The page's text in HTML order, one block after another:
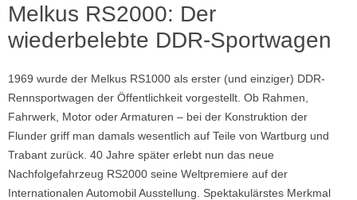
Melkus RS2000: Der
wiederbelebte DDR-Sportwagen
1969 wurde der Melkus RS1000 als erster (und einziger) DDR-
Rennsportwagen der Öffentlichkeit vorgestellt. Ob Rahmen,
Fahrwerk, Motor oder Armaturen – bei der Konstruktion der
Flunder griff man damals wesentlich auf Teile von Wartburg und
Trabant zurück. 40 Jahre später erlebt nun das neue
Nachfolgefahrzeug RS2000 seine Weltpremiere auf der
Internationalen Automobil Ausstellung. Spektakulärstes Merkmal